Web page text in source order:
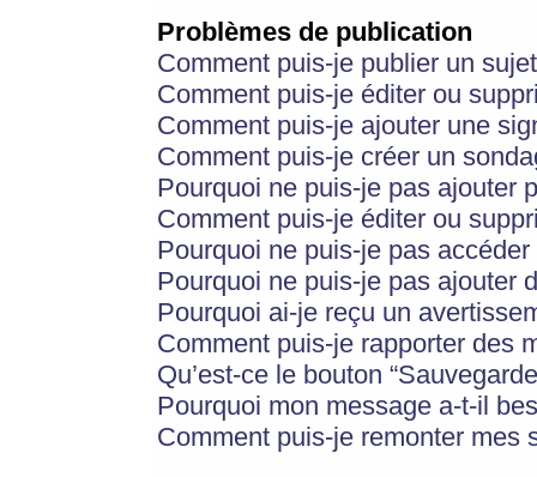
Problèmes de publication
Comment puis-je publier un
Comment puis-je éditer ou
Comment puis-je ajouter une
Comment puis-je créer un
Pourquoi ne puis-je pas ajouter
Comment puis-je éditer ou
Pourquoi ne puis-je pas
Pourquoi ne puis-je pas ajouter
Pourquoi ai-je reçu un
Comment puis-je rapporter des
Qu’est-ce le bouton
Pourquoi mon message a-t-il
Comment puis-je remonter mes